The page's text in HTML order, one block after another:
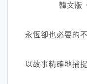
韓文版
永恆卻也必要的
以故事精確地捕